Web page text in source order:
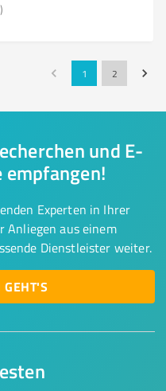
1 2
und E-
empfangen!
Experten in Ihrer
Anliegen aus einem
Dienstleister weiter.
GEHT'S